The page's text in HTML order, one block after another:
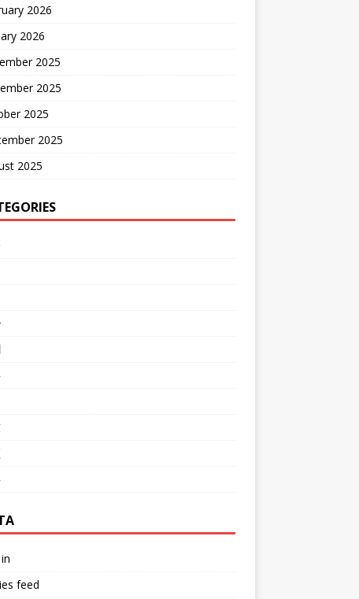
2026
2026
2025
2025
2025
2025
2025
feed